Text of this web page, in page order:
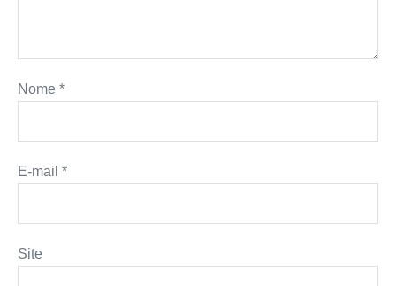
Nome *
E-mail *
Site